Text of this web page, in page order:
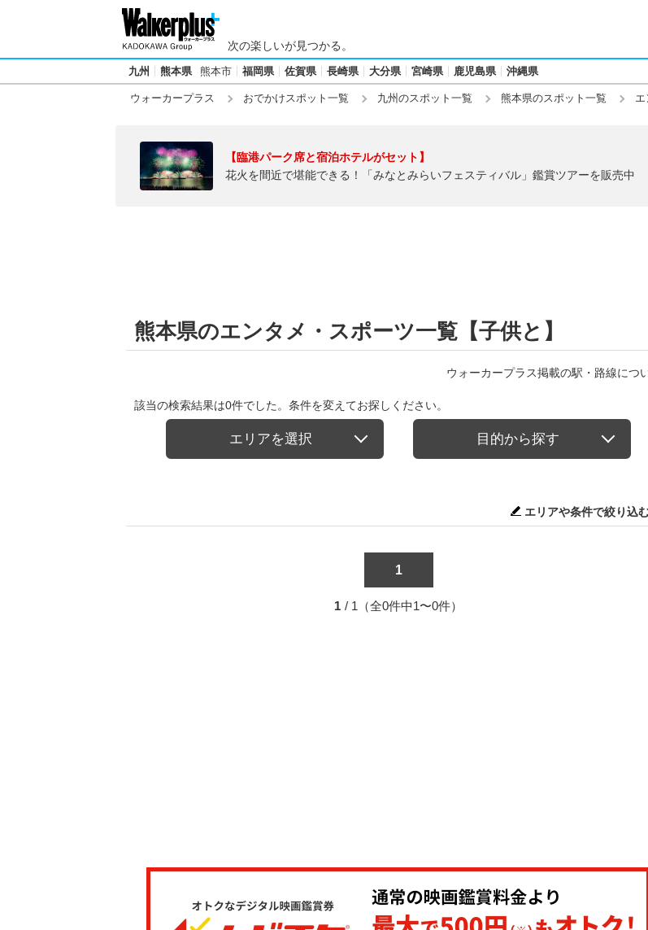
次の楽しいが見つかる。
九州 熊本県 熊本市 福岡県 佐賀県 長崎県 大分県 宮崎県 鹿児島県 沖縄県
ウォーカープラス おでかけスポット一覧 九州のスポット一覧 熊本県のスポット一覧
【臨港パーク席と宿泊ホテルがセット】
花火を間近で堪能できる！「みなとみらいフェスティバル」鑑賞ツアーを販売中
熊本県のエンタメ・スポーツ一覧【子供と】
ウォーカープラス掲載の駅・路線につ
該当の検索結果は0件でした。条件を変えてお探しください。
エリアを選択 目的から探す
エリアや条件で絞り込
1
1 / 1（全0件中1〜0件）